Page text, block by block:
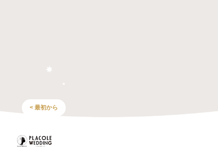
< 最初から